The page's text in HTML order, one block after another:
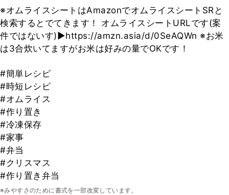
※オムライスシートはAmazonでオムライスシートSRと
検索するとでてきます！ オムライスシートURLです(案
件ではないす)▶︎https://amzn.asia/d/0SeAQWn ※お米
は3合炊いてますがお米は好みの量でOKです！
#簡単レシピ
#時短レシピ
#オムライス
#作り置き
#冷凍保存
#家事
#弁当
#クリスマス
#作り置き弁当
※みやすさのために書式を一部改変しています。